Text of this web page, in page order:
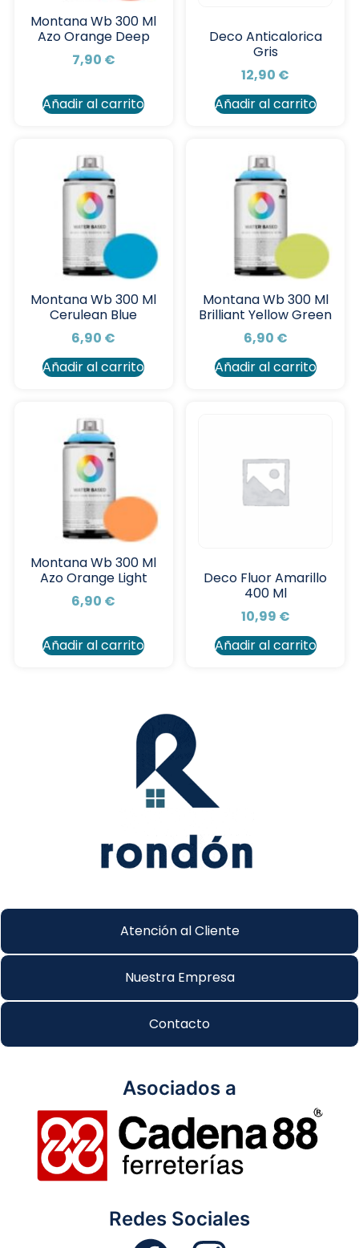
Montana Wb 300 Ml
Azo Orange Deep
7,90 €
Añadir al carrito
Deco Anticalorica
Gris
12,90 €
Añadir al carrito
Montana Wb 300 Ml
Cerulean Blue
6,90 €
Añadir al carrito
Montana Wb 300 Ml
Brilliant Yellow Green
6,90 €
Añadir al carrito
Montana Wb 300 Ml
Azo Orange Light
6,90 €
Añadir al carrito
Deco Fluor Amarillo
400 Ml
10,99 €
Añadir al carrito
Atención al Cliente
Nuestra Empresa
Contacto
Asociados a
Redes Sociales